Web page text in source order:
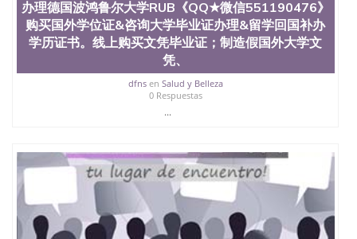
文凭、假文凭假毕业证假学历书制作、假制作、办
理、仿制学位证书、毕业证文凭、文凭毕业证、毕业
证认证、留服认证、使馆认证、使馆证明、使馆留学
回国人员证明、留学生认证、学历认证、文凭认证学
位认证、留学生学历认证、留学生学位认证、英国文
凭学历、美国文凭学历、澳洲文凭学历、加拿大文凭
University）圣何塞州立大学毕业证（San Jose State
University）圣何塞州立大学成绩单（San Jose State
University）圣何塞州立大学成绩单（ San Jose State
University）圣何塞州立大学成绩单（San Jose State
University）成绩单圣何塞州立大学文凭（San Jose
State University）圣何塞州立大学（San Jose State
办理德国波鸿鲁尔大学RUB《QQ★微信551190476》
购买国外学位证&咨询大学毕业证办理&留学回国补办
学历证书。线上购买文凭毕业证；制造假国外大学文
凭、
dfnsen Salud y Belleza
0 Respuestas
...